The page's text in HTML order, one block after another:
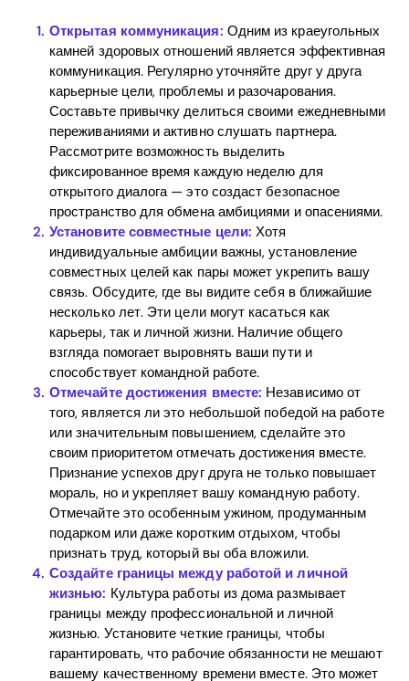
Home
Blog
Download
Открытая коммуникация: Одним из краеугольных
камней здоровых отношений является эффективная
коммуникация. Регулярно уточняйте друг у друга
карьерные цели, проблемы и разочарования.
Составьте привычку делиться своими ежедневными
переживаниями и активно слушать партнера.
Рассмотрите возможность выделить
фиксированное время каждую неделю для
открытого диалога — это создаст безопасное
пространство для обмена амбициями и опасениями.
Установите совместные цели: Хотя
индивидуальные амбиции важны, установление
совместных целей как пары может укрепить вашу
связь. Обсудите, где вы видите себя в ближайшие
несколько лет. Эти цели могут касаться как
карьеры, так и личной жизни. Наличие общего
взгляда помогает выровнять ваши пути и
способствует командной работе.
Отмечайте достижения вместе: Независимо от
того, является ли это небольшой победой на работе
или значительным повышением, сделайте это
своим приоритетом отмечать достижения вместе.
Признание успехов друг друга не только повышает
мораль, но и укрепляет вашу командную работу.
Отмечайте это особенным ужином, продуманным
подарком или даже коротким отдыхом, чтобы
признать труд, который вы оба вложили.
Создайте границы между работой и личной
жизнью: Культура работы из дома размывает
границы между профессиональной и личной
жизнью. Установите четкие границы, чтобы
гарантировать, что рабочие обязанности не мешают
вашему качественному времени вместе. Это может